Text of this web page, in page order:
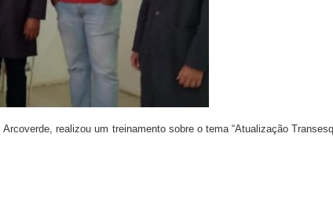
realizou um treinamento sobre o tema “Atualização